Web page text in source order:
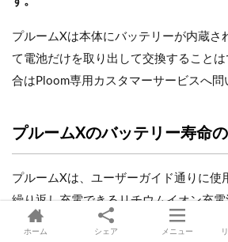
プルームXは本体にバッテリーが内蔵さ
て電池だけを取り出して交換すること
合はPloom専用カスタマーサービスへ問
プルームXのバッテリー寿命
プルームXは、ユーザーガイド通りに使
繰り返し充電できるリチウムイオン充
す。
ホーム シェア メニュー